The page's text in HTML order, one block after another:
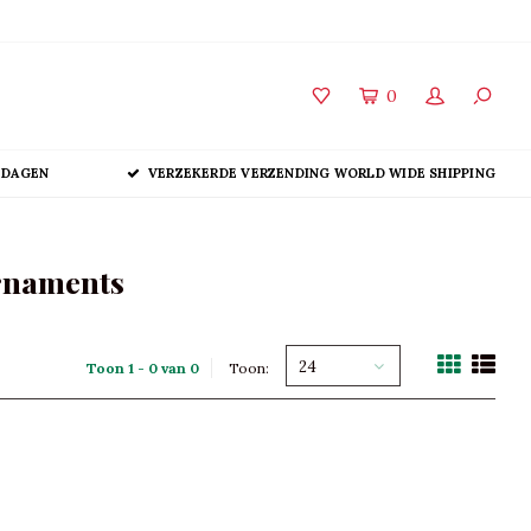
0
VERZEKERDE VERZENDING WORLD WIDE SHIPPING
Toon 1 - 0 van 0 Toon: 24